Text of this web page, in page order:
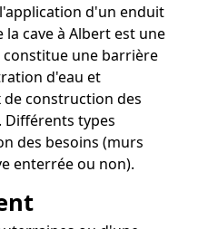
d'un enduit
cave à Albert est une
une barrière
d'eau et
construction des
Différents types
des besoins (murs
enterrée ou non).